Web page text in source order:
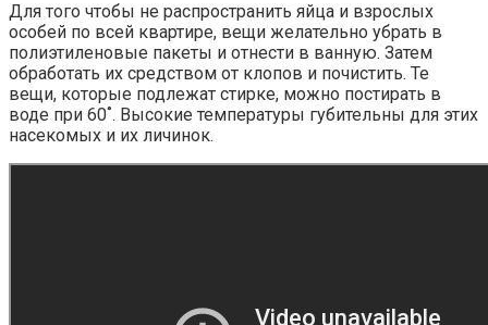
Для того чтобы не распространить яйца и взрослых
особей по всей квартире, вещи желательно убрать в
полиэтиленовые пакеты и отнести в ванную. Затем
обработать их средством от клопов и почистить. Те
вещи, которые подлежат стирке, можно постирать в
воде при 60˚. Высокие температуры губительны для этих
насекомых и их личинок.